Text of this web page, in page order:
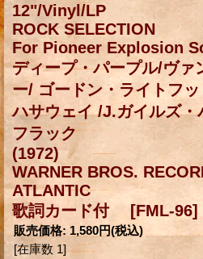
12"/Vinyl/LP
ROCK SELECTION
For Pioneer Explosion
ディープ・パープル/ヴァ
ー/ ゴードン・ライトフ
ハサウェイ /J.ガイルズ・
フラック
(1972)
WARNER BROS.
ATLANTIC
歌詞カード付[FML-96]
販売価格: 1,580円(税込)
[在庫数 1]